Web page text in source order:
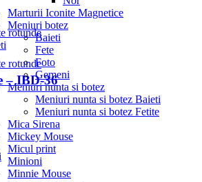
Marturii Iconite Magnetice
Meniuri botez
Baieti
Fete
Foto
Gemeni
Meniuri nunta si botez
Meniuri nunta si botez Baieti
Meniuri nunta si botez Fetite
Mica Sirena
Mickey Mouse
Micul print
Minioni
Minnie Mouse
rotunde
rotunde
– IBD-36